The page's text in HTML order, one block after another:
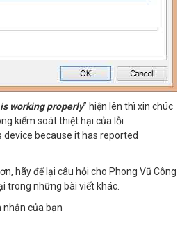
working properly” hiện lên thì xin chúc
kiểm soát thiệt hại của lỗi
device because it has reported
hãy để lại câu hỏi cho Phong Vũ Công
trong những bài viết khác.
nhận của bạn